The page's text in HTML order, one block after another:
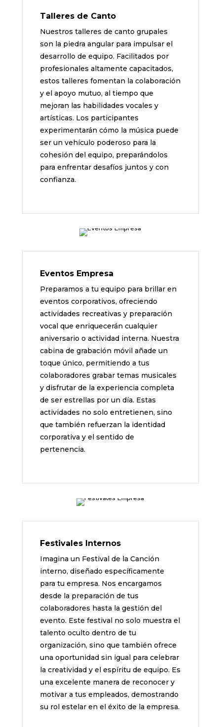
Talleres de Canto
Nuestros talleres de canto grupales
son la piedra angular para impulsar el
desarrollo de equipo. Facilitados por
profesionales altamente capacitados,
estos talleres fomentan la colaboración
y el apoyo mutuo, al tiempo que
mejoran las habilidades vocales y
artísticas. Los participantes
experimentarán cómo la música puede
ser un vehículo poderoso para la
cohesión del equipo, preparándolos
para enfrentar desafíos juntos y con
confianza.
Eventos Empresa
Preparamos a tu equipo para brillar en
eventos corporativos, ofreciendo
actividades recreativas y preparación
vocal que enriquecerán cualquier
aniversario o actividad interna. Nuestra
cabina de grabación móvil añade un
toque único, permitiendo a tus
colaboradores grabar temas musicales
y disfrutar de la experiencia completa
de ser estrellas por un día. Estas
actividades no solo entretienen, sino
que también refuerzan la identidad
corporativa y el sentido de
pertenencia.
Festivales Internos
Imagina un Festival de la Canción
interno, diseñado específicamente
para tu empresa. Nos encargamos
desde la preparación de tus
colaboradores hasta la gestión del
evento. Este festival no solo muestra el
talento oculto dentro de tu
organización, sino que también ofrece
una oportunidad sin igual para celebrar
la creatividad y el espíritu de equipo. Es
una excelente manera de reconocer y
motivar a tus empleados, demostrando
su rol estelar en el éxito de la empresa.